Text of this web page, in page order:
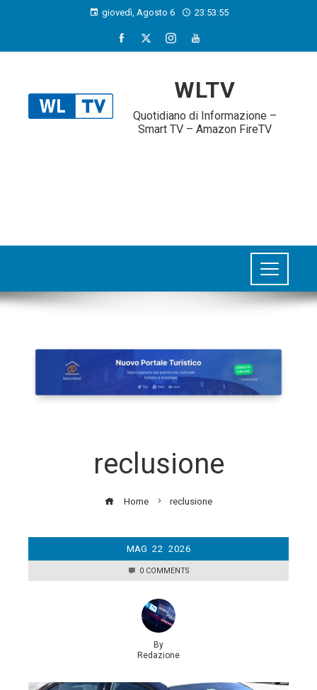
giovedì, Agosto 6 23:53:56
WLTV
Quotidiano di Informazione –
Smart TV – Amazon FireTV
reclusione
Home reclusione
MAG 22 2026
0 COMMENTS
By
Redazione